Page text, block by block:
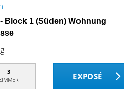
Block 1 (Süden) Wohnung
3